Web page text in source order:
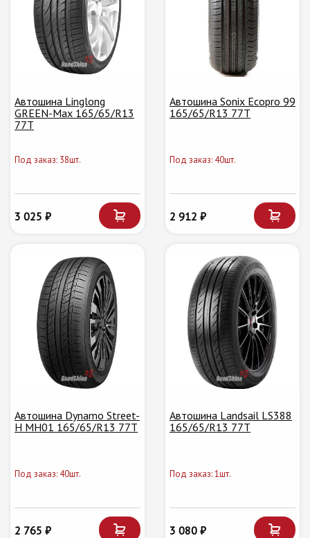
Автошина Linglong
GREEN-Max 165/65/R13
77T
Под заказ: 38шт.
3 025 ₽
Автошина Sonix Ecopro 99
165/65/R13 77T
Под заказ: 40шт.
2 912 ₽
Автошина Dynamo Street-
H MH01 165/65/R13 77T
Под заказ: 40шт.
2 765 ₽
Автошина Landsail LS388
165/65/R13 77T
Под заказ: 1шт.
3 080 ₽